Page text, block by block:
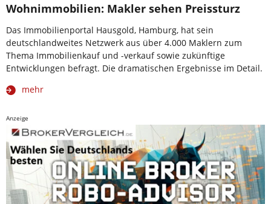
Wohnimmobilien: Makler sehen Preissturz
Das Immobilienportal Hausgold, Hamburg, hat sein
deutschlandweites Netzwerk aus über 4.000 Maklern zum
Thema Immobilienkauf und -verkauf sowie zukünftige
Entwicklungen befragt. Die dramatischen Ergebnisse im Detail.
mehr
Anzeige